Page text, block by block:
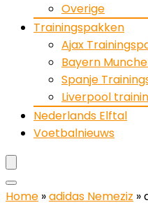
Overige
Trainingspakken
Ajax
Bayern
Spanje
Liverpool
Nederlands Elftal
Voetbalnieuws
Home »adidas Nemeziz »